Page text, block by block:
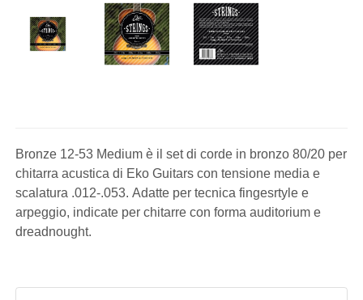
Bronze 12-53 Medium è il set di corde in bronzo 80/20 per
chitarra acustica di Eko Guitars con tensione media e
scalatura .012-.053. Adatte per tecnica fingesrtyle e
arpeggio, indicate per chitarre con forma auditorium e
dreadnought.